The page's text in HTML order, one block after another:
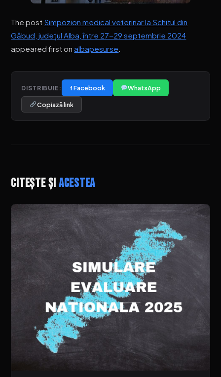
The post Simpozion medical veterinar la Schitul din
Găbud, județul Alba, între 27-29 septembrie 2024
appeared first onalbapesurse
DISTRIBUIE: f Facebook WhatsApp
Copiază link
Citește șiacestea